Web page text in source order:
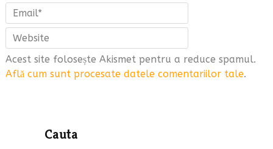
Acest site folosește Akismet pentru a reduce spamul.
Află cum sunt procesate datele comentariilor tale.
Cauta